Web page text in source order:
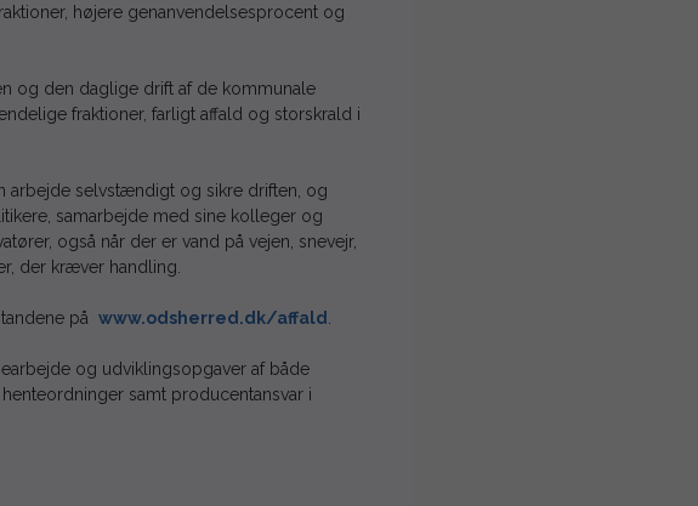
højere genanvendelsesprocent og
og den daglige drift af de kommunale
fraktioner, farligt affald og storskrald i
arbejde selvstændigt og sikre driften, og
samarbejde med sine kolleger og
også når der er vand på vejen, snevejr,
der kræver handling.
på www.odsherred.dk/affald
og udviklingsopgaver af både
samt producentansvar i